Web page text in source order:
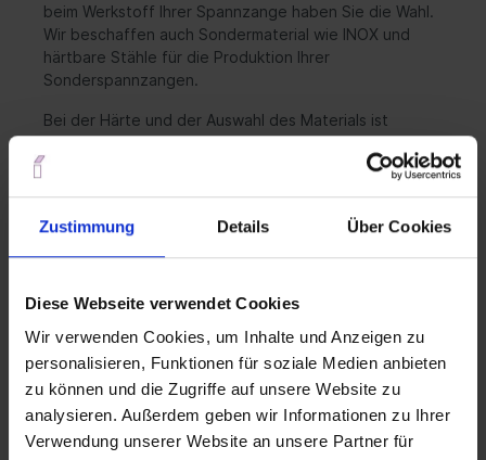
Zustimmung Details Über Cookies
Diese Webseite verwendet Cookies
Wir verwenden Cookies, um Inhalte und Anzeigen zu
personalisieren, Funktionen für soziale Medien anbieten
zu können und die Zugriffe auf unsere Website zu
analysieren. Außerdem geben wir Informationen zu Ihrer
Verwendung unserer Website an unsere Partner für
beim Werkstoff Ihrer Spannzange haben Sie die Wahl.
Wir beschaffen auch Sondermaterial wie INOX und
härtbare Stähle für die Produktion Ihrer
Sonderspannzangen.
Bei der Härte und der Auswahl des Materials ist
entscheidend, welche Spannkräfte das Bauteil
Sonderspannzangen
fertigen wir nach Ihren
Vorgaben. Da wir die Produktion und
können wirauch bei Sonderanfertigungen kürzesten
Anfrage.